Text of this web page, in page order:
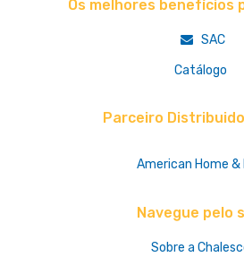
Os melhores benefícios
SAC
Catálogo
Parceiro
American Home &
Navegue pelo
Sobre a